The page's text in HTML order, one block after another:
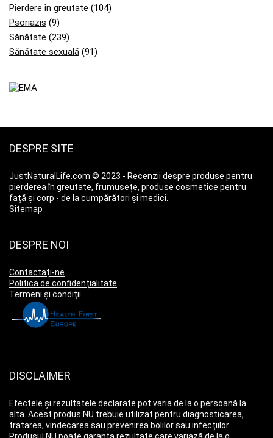
Pierdere în greutate (104)
Psoriazis (9)
Sănătate (239)
Sănătate sexuală (91)
DESPRE SITE
JustNaturalLife.com © 2023 - Recenzii despre produse pentru
pierderea în greutate, frumusețe, produse cosmetice pentru
față și corp - de la cumpărători și medici.
Sitemap
DESPRE NOI
Contactați-ne
Politica de confidențialitate
Termeni și condiții
DISCLAIMER
Efectele și rezultatele declarate pot varia de la o persoană la
alta. Acest produs NU trebuie utilizat pentru diagnosticarea,
tratarea, vindecarea sau prevenirea bolilor sau infecțiilor.